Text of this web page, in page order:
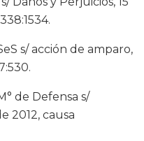
s/ acción de amparo,
de Defensa s/
2012, causa